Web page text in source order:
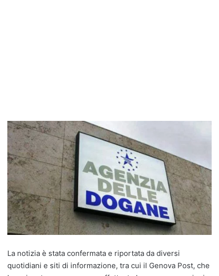
La notizia è stata confermata e riportata da diversi
quotidiani e siti di informazione, tra cui il Genova Post, che